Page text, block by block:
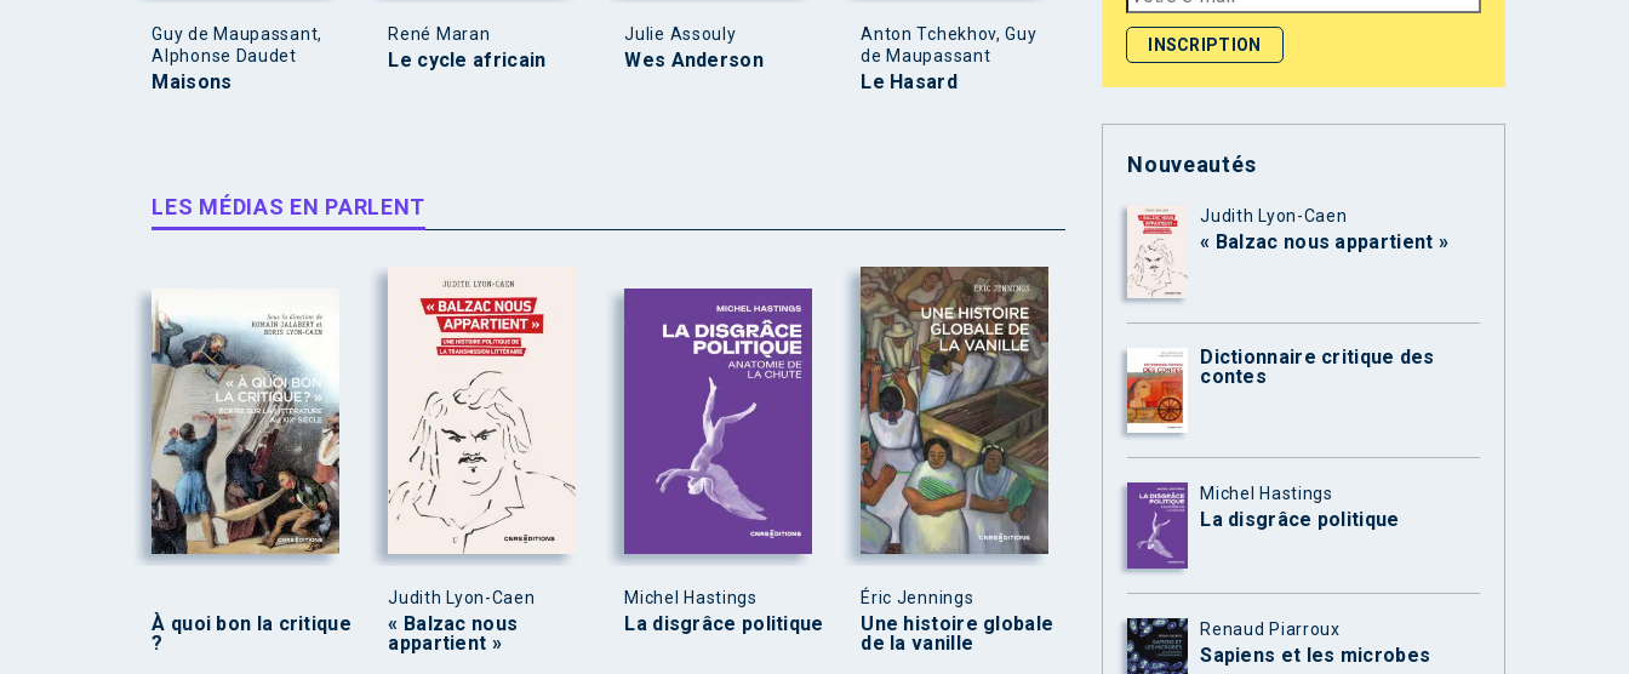
Guy de Maupassant,
Alphonse Daudet
Maisons
René Maran
Le cycle africain
Julie Assouly
Wes Anderson
Anton Tchekhov, Guy
de Maupassant
Le Hasard
LES MÉDIAS EN PARLENT
À quoi bon la critique
?
Judith Lyon-Caen
« Balzac nous
appartient »
Michel Hastings
La disgrâce politique
Éric Jennings
Une histoire globale
de la vanille
Nouveautés
Judith Lyon-Caen
« Balzac nous appartient »
Dictionnaire critique des
contes
Michel Hastings
La disgrâce politique
Renaud Piarroux
Sapiens et les microbes